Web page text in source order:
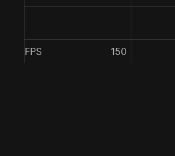
150
FPS